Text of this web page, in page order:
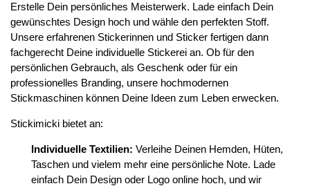
Erstelle Dein persönliches Meisterwerk. Lade einfach Dein
gewünschtes Design hoch und wähle den perfekten Stoff.
Unsere erfahrenen Stickerinnen und Sticker fertigen dann
fachgerecht Deine individuelle Stickerei an. Ob für den
persönlichen Gebrauch, als Geschenk oder für ein
professionelles Branding, unsere hochmodernen
Stickmaschinen können Deine Ideen zum Leben erwecken.
Stickimicki bietet an:
Individuelle Textilien: Verleihe Deinen Hemden, Hüten,
Taschen und vielem mehr eine persönliche Note. Lade
einfach Dein Design oder Logo online hoch, und wir